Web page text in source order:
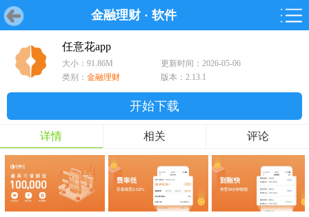
金融理财 · 软件
首页 游戏
游戏 软件 鸿蒙
游戏
鸿蒙
软件
任意花app
大小：91.86M
更新时间：2026-05-06
类别： 金融理财 版本：2.13.1
开始下载
详情 相关 评论